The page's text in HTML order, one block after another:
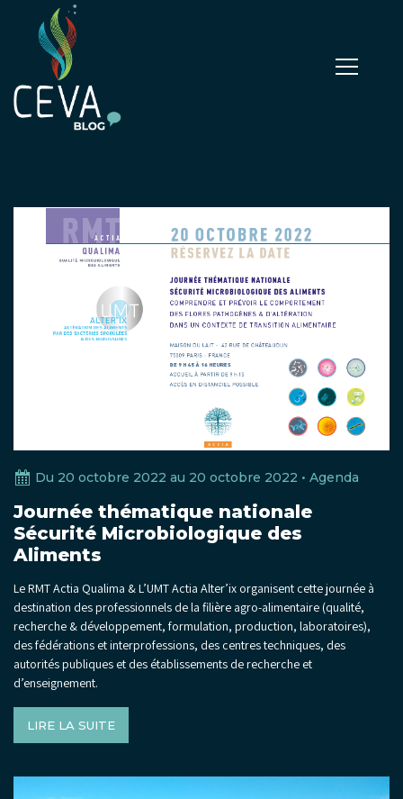
Du 20 octobre 2022 au 20 octobre 2022 • Agenda
Journée thématique nationale
Sécurité Microbiologique des
Aliments
Le RMT Actia Qualima & L’UMT Actia Alter’ix organisent cette journée à
destination des professionnels de la filière agro-alimentaire (qualité,
recherche & développement, formulation, production, laboratoires),
des fédérations et interprofessions, des centres techniques, des
autorités publiques et des établissements de recherche et
d’enseignement.
LIRE LA SUITE